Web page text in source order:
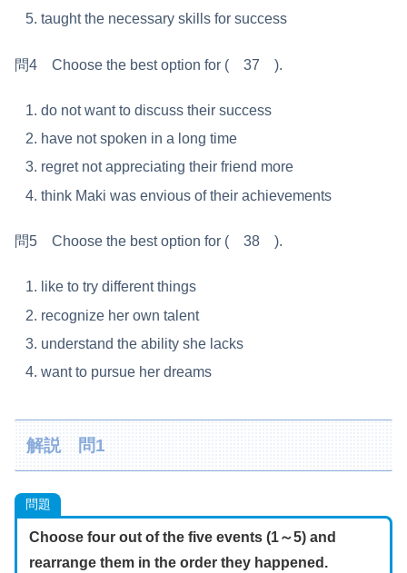
taught the necessary skills for success
問4 Choose the best option for ( 37 ).
do not want to discuss their success
have not spoken in a long time
regret not appreciating their friend more
think Maki was envious of their achievements
問5 Choose the best option for ( 38 ).
like to try different things
recognize her own talent
understand the ability she lacks
want to pursue her dreams
解説 問1
問題
Choose four out of the five events (1～5) and
rearrange them in the order they happened.